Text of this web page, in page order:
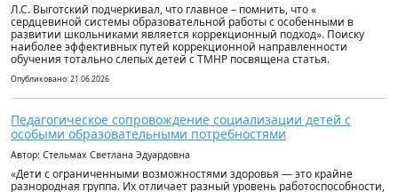
Л.С. Выготский подчеркивал, что главное – помнить, что «
сердцевиной системы образовательной работы с особенными в
развитии школьниками является коррекционный подход». Поиску
наиболее эффективных путей коррекционной направленности
обучения тотально слепых детей с ТМНР посвящена статья.
Опубликовано: 21.06.2026
Педагогическое сопровождение социализации детей с
особыми образовательными потребностями
Автор: Стельмах Светлана Эдуардовна
«Дети с ограниченными возможностями здоровья — это крайне
разнородная группа. Их отличает разный уровень работоспособности,